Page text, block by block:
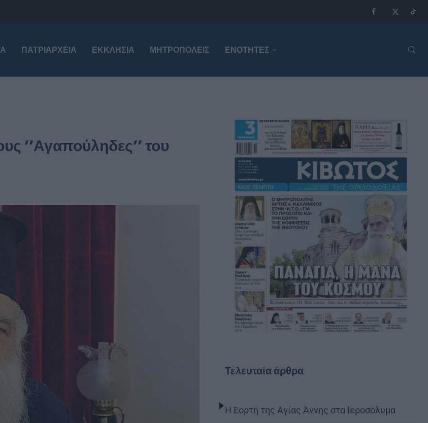
ΠΑΤΡΙΑΡΧΕΊΑ ΕΚΚΛΗΣΊΑ ΜΗΤΡΟΠΌΛΕΙΣ ΕΝΟΤΗΤΕΣ
’’Αγαπούληδες’’ του
Τελευταία άρθρα
Η Εορτή της Αγίας Άννης στα Ιεροσόλυμα